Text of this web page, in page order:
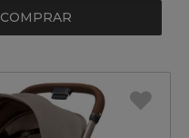
COMPRAR